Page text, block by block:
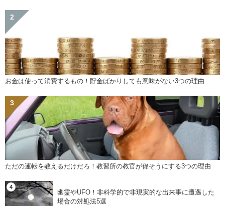
お金は使って消費するもの！貯金ばかりしても意味がない3つの理由
ただの運転を教えるだけだろ！教習所の教官が偉そうにする3つの理由
幽霊やUFO！非科学的で非現実的な出来事に遭遇した
場合の対処法5選